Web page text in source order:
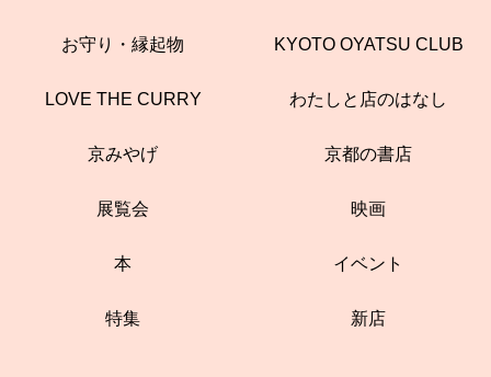
お守り・縁起物 KYOTO OYATSU CLUB
LOVE THE CURRY わたしと店のはなし
京みやげ 京都の書店
展覧会 映画
本 イベント
特集 新店